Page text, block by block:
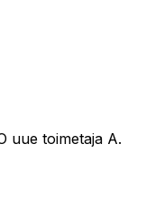
uue toimetaja A.